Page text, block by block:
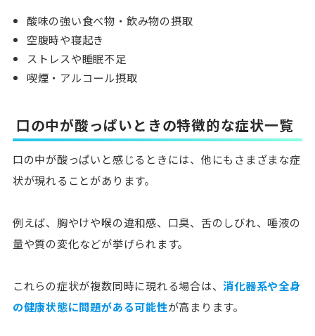
酸味の強い食べ物・飲み物の摂取
空腹時や寝起き
ストレスや睡眠不足
喫煙・アルコール摂取
口の中が酸っぱいときの特徴的な症状一覧
口の中が酸っぱいと感じるときには、他にもさまざまな症
状が現れることがあります。
例えば、 胸やけや喉の違和感、口臭、舌のしびれ、唾液の
量や質の変化などが挙げられます。
これらの症状が複数同時に現れる場合は、消化器系や全身
の健康状態に問題がある可能性が高まります。